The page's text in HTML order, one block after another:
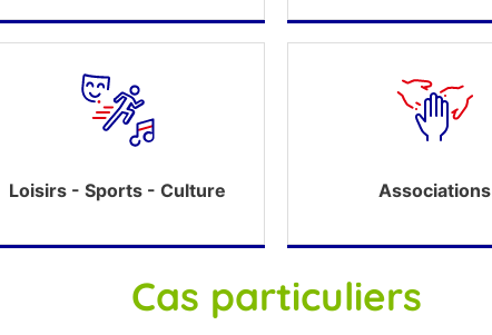
Loisirs - Sports - Culture Associations
Cas particuliers